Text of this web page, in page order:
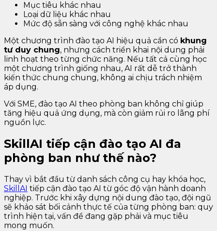
Mục tiêu khác nhau
Loại dữ liệu khác nhau
Mức độ sẵn sàng với công nghệ khác nhau
Một chương trình đào tạo AI hiệu quả cần có khung
tư duy chung, nhưng cách triển khai nội dung phải
linh hoạt theo từng chức năng. Nếu tất cả cùng học
một chương trình giống nhau, AI rất dễ trở thành
kiến thức chung chung, không ai chịu trách nhiệm
áp dụng.
Với SME, đào tạo AI theo phòng ban không chỉ giúp
tăng hiệu quả ứng dụng, mà còn giảm rủi ro lãng phí
nguồn lực.
SkillAI tiếp cận đào tạo AI đa
phòng ban như thế nào?
Thay vì bắt đầu từ danh sách công cụ hay khóa học,
SkillAI tiếp cận đào tạo AI từ góc độ vận hành doanh
nghiệp. Trước khi xây dựng nội dung đào tạo, đội ngũ
sẽ khảo sát bối cảnh thực tế của từng phòng ban: quy
trình hiện tại, vấn đề đang gặp phải và mục tiêu
mong muốn.